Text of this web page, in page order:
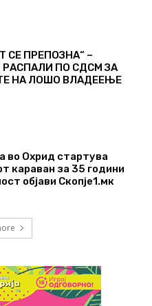
СЕ ПРЕПОЗНА“ –
РАСПАЛИ ПО СДСМ ЗА
НА ЛОШО ВЛАДЕЕЊЕ
во Охрид стартува
караван за 35 години
објави Скопје1.мк